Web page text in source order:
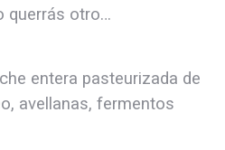
querrás otro…
entera pasteurizada de
avellanas, fermentos